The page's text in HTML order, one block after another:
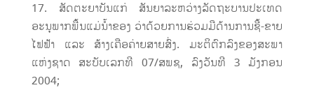
ສັດຕະຍາບັນແກ່ ສັນຍາລະຫວ່າງລັດຖະບານປະເທດ
ອະນຸພາກພື້ນແມ່ນ້ຳຂອງ ວ່າດ້ວຍການຮ່ວມມືດ້ານການຊື້-ຂາຍ
ໄຟຟ້າ ແລະ ສ້າງເຄືອຄ່າຍສາຍສົ່ງ. ມະຕິຕົກລົງຂອງສະພາ
ແຫ່ງຊາດ ສະບັບເລກທີ 07/ສພຊ, ລົງວັນທີ 3 ມັງກອນ
2004;